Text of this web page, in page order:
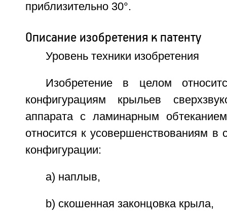
приблизительно 30°.
Описание изобретения к патенту
Уровень техники изобретения
Изобретение в целом
конфигурациям крыльев
аппарата с ламинарным
относится к усовершенствованиям в
конфигурации:
a) наплыв,
b) скошенная законцовка крыла,